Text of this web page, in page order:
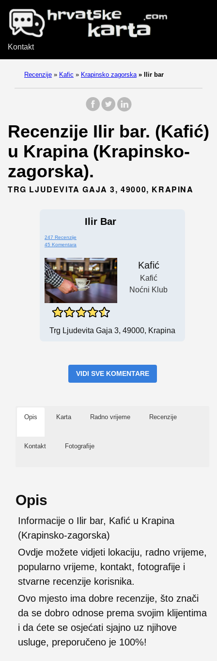
Kontakt
Recenzije » Kafic » Krapinsko zagorska » Ilir bar
Recenzije Ilir bar. (Kafić)
u Krapina (Krapinsko-
zagorska).
TRG LJUDEVITA GAJA 3, 49000, KRAPINA
Ilir Bar
247 Recenzije
45 Komentara
Kafić
Kafić
Noćni Klub
Trg Ljudevita Gaja 3, 49000, Krapina
VIDI SVE KOMENTARE
Opis Karta Radno vrijeme Recenzije
Kontakt Fotografije
Opis
Informacije o Ilir bar, Kafić u Krapina
(Krapinsko-zagorska)
Ovdje možete vidjeti lokaciju, radno vrijeme,
popularno vrijeme, kontakt, fotografije i
stvarne recenzije korisnika.
Ovo mjesto ima dobre recenzije, što znači
da se dobro odnose prema svojim klijentima
i da ćete se osjećati sjajno uz njihove
usluge, preporučeno je 100%!